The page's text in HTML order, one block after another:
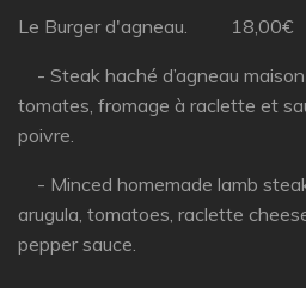
Le Burger d'agneau. 18,00€
- Steak haché d’agneau
tomates, fromage à raclette et
poivre.
- Minced homemade lamb
arugula, tomatoes, raclette
pepper sauce.